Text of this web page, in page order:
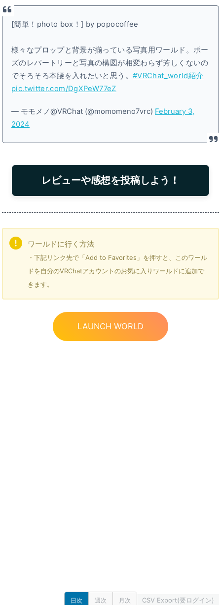
[簡単！photo box！] by popocoffee
様々なプロップと背景が揃っている写真用ワールド。ポー
ズのレパートリーと写真の構図が相変わらず芳しくないの
でそろそろ本腰を入れたいと思う。 #VRChat_world紹介
pic.twitter.com/DgXPeW77eZ
— モモメノ@VRChat (@momomeno7vrc) February 3,
2024
レビューや感想を投稿しよう！
ワールドに行く方法
・下記リンク先で「Add to Favorites」を押すと、このワール
ドを自分のVRChatアカウントのお気に入りワールドに追加で
きます。
LAUNCH WORLD
日次 週次 月次 CSV Export(要ログイン)